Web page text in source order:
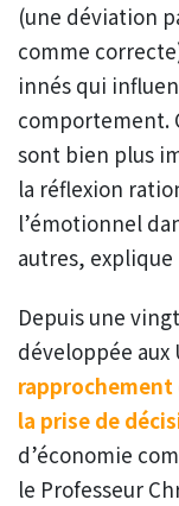
(une déviation
comme
innés qui
comportement.
sont bien plus
la réflexion
l’émotionnel
autres, explique
Depuis une
développée aux
rapprochement
la prise de
d’économie
le Professeur